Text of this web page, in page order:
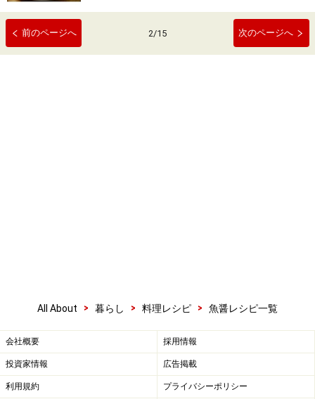
前のページへ 2/15 次のページへ
All About > 暮らし > 料理レシピ > 魚醤レシピ一覧
会社概要 採用情報
投資家情報 広告掲載
利用規約 プライバシーポリシー